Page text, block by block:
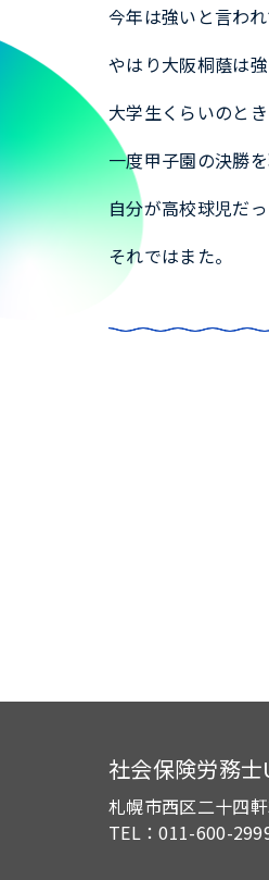
今年は強いと言わ
やはり大阪桐蔭は強
大学生くらいのと
一度甲子園の決勝
自分が高校球児だ
それではまた。
社会保険労務
札幌市西区二十四
TEL：011-600-